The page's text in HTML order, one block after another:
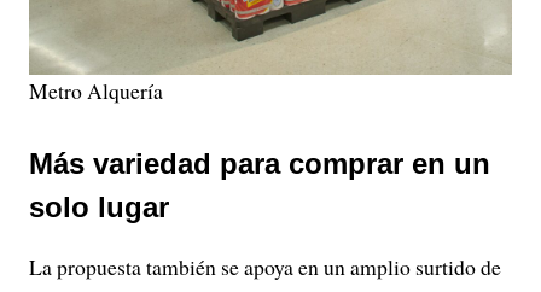
Metro Alquería
Más variedad para comprar en un
solo lugar
La propuesta también se apoya en un amplio surtido de